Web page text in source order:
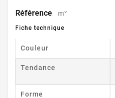
Référence m²
Fiche technique
Couleur
Tendance
Forme